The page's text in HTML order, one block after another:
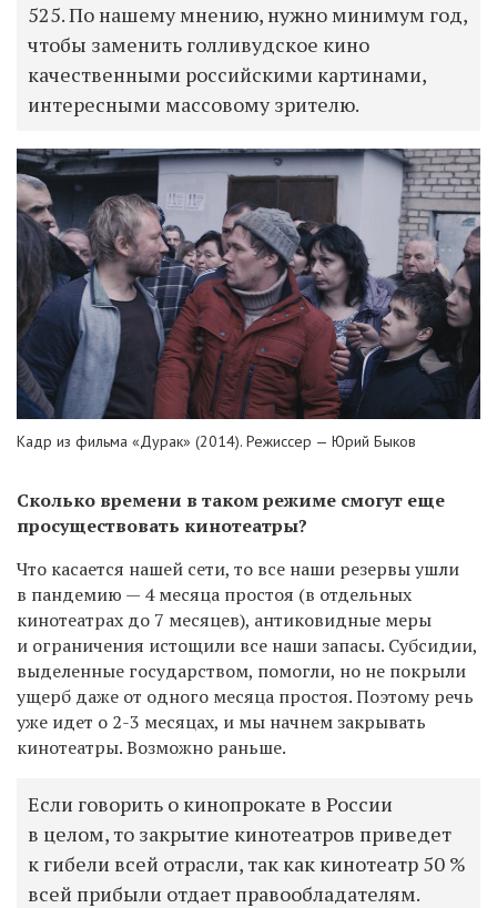
525. По нашему мнению, нужно минимум год,
чтобы заменить голливудское кино
качественными российскими картинами,
интересными массовому зрителю.
Кадр из фильма «Дурак» (2014). Режиссер — Юрий Быков
Сколько времени в таком режиме смогут еще
просуществовать кинотеатры?
Что касается нашей сети, то все наши резервы ушли
в пандемию — 4 месяца простоя (в отдельных
кинотеатрах до 7 месяцев), антиковидные меры
и ограничения истощили все наши запасы. Субсидии,
выделенные государством, помогли, но не покрыли
ущерб даже от одного месяца простоя. Поэтому речь
уже идет о 2-3 месяцах, и мы начнем закрывать
кинотеатры. Возможно раньше.
Если говорить о кинопрокате в России
в целом, то закрытие кинотеатров приведет
к гибели всей отрасли, так как кинотеатр 50 %
всей прибыли отдает правообладателям.